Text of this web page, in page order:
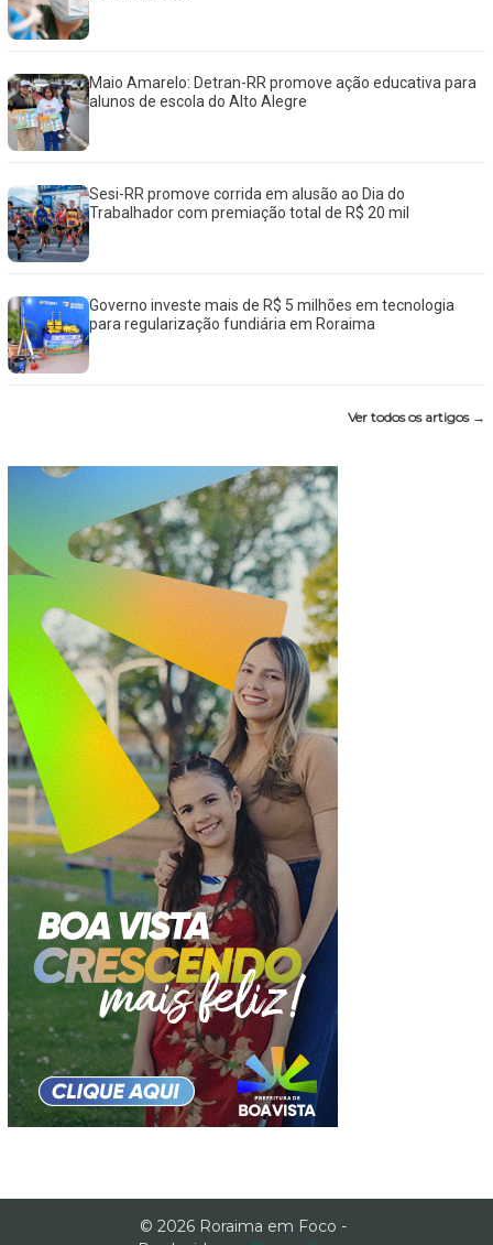
Maio Amarelo: Detran-RR promove ação educativa para
alunos de escola do Alto Alegre
Sesi-RR promove corrida em alusão ao Dia do
Trabalhador com premiação total de R$ 20 mil
Governo investe mais de R$ 5 milhões em tecnologia
para regularização fundiária em Roraima
Ver todos os artigos →
© 2026 Roraima em Foco -